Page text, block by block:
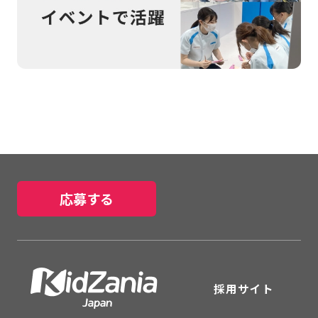
応募する
採用サイト